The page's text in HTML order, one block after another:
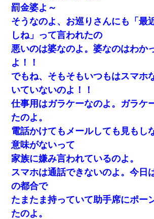
体中に赤い蕁麻疹みたいなのができて、皮膚
ル薔薇色ひこう疹」という症状だと言われた
【驚愕】私「今まで育てた分のお金返してね(
3000万円」→数年後。私「妹が病気になった
い」→
スマホを与えられて、中学卒業する頃にはす
された弟が、大学進学のために一人暮らしし
ＤＮＡ検査『血縁関係０％』旦那「やっぱり
嫁「本当に身に覚えがない」「なにかの間違
だ！」→ 嫁「あっ」
放置子が病院送りになったらしい → 俺（二
嫁を半身不随にしやがった恨みは、正直こん
い）
何年か前に妹は離婚している。当時生まれた
かったため妹有責での離婚になり…
罰金婆よ～
そうなのよ、お巡りさんにも「最
しね」って言われたの
悪いのは婆なのよ。婆なのはわか
よ！！
でもね、そもそもいつもはスマホ
いていないのよ！！
仕事用はガラケーなのよ。ガラケ
たのよ。
電話かけてもメールしても見もし
意味がないって
家族に嫌み言われているのよ。
スマホは通話できないのよ。今日
の都合で
たまたま持っていて助手席にポー
たのよ。